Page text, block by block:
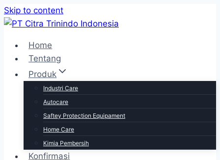
Skip to content
Home
Tentang
Produk
Industri Care
Autocare
Saftey Protection Equipament
Home Care
Kimia Pembersih
Konfirmasi